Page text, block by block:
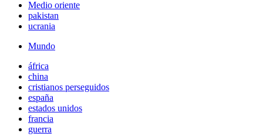
Medio oriente
pakistan
ucrania
Mundo
áfrica
china
cristianos perseguidos
españa
estados unidos
francia
guerra